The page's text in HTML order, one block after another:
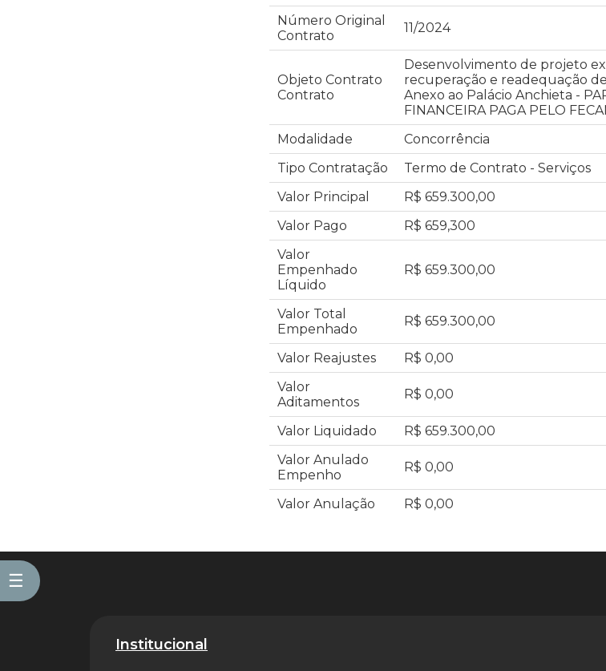
☰
Número Original
Contrato
11/2024
Objeto Contrato
Contrato
Desenvolvimento de projeto
recuperação e readequação
Anexo ao Palácio Anchieta -
FINANCEIRA PAGA PELO
Modalidade
Concorrência
Tipo Contratação
Termo de Contrato - Serviços
Valor Principal
R$ 659.300,00
Valor Pago
R$ 659,300
Valor
Empenhado
Líquido
R$ 659.300,00
Valor Total
Empenhado
R$ 659.300,00
Valor Reajustes
R$ 0,00
Valor
Aditamentos
R$ 0,00
Valor Liquidado
R$ 659.300,00
Valor Anulado
Empenho
R$ 0,00
Valor Anulação R$ 0,00
Institucional